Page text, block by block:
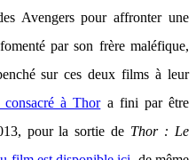
Avengers pour affronter une
par son frère maléfique,
sur ces deux films à leur
consacré à Thora fini par être
pour la sortie de Thor : Le